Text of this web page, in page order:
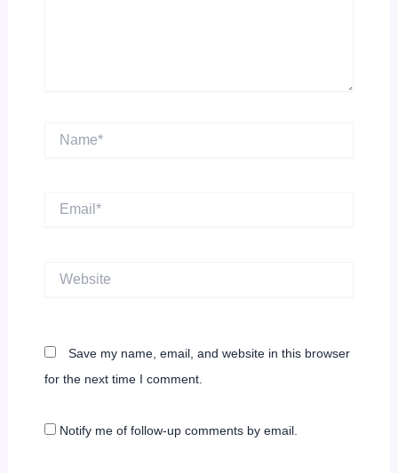
Email*
Save my name, email, and website in this browser
for the next time I comment.
Notify me of follow-up comments by email.